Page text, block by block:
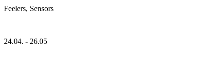
Feelers, Sensors
24.04. - 26.05